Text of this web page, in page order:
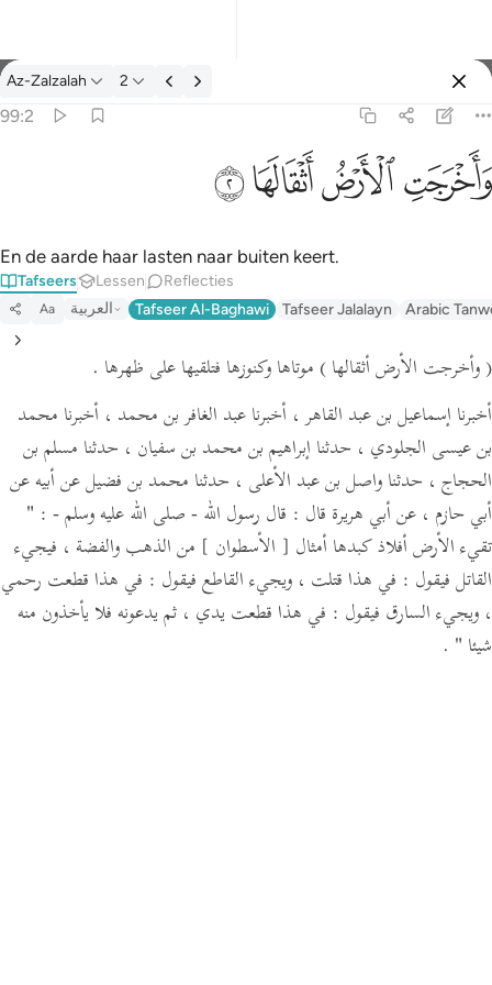
Tafseer: Az-Zalzalah 99:2
Az-Zalzalah 2
99:2
ﱺﱻﱼﱽ
En de aarde haar lasten naar buiten keert.
Tafseers Lessen Reflecties
Aa العربية Tafseer Al-Baghawi Tafseer Jalalayn Arabic
( وأخرجت الأرض أثقالها ) موتاها وكنوزها فتلقيها على ظهرها .
أخبرنا إسماعيل بن عبد القاهر ، أخبرنا عبد الغافر بن محمد ، أخبرنا محمد
بن عيسى الجلودي ، حدثنا إبراهيم بن محمد بن سفيان ، حدثنا مسلم بن
الحجاج ، حدثنا واصل بن عبد الأعلى ، حدثنا محمد بن فضيل عن أبيه عن
أبي حازم ، عن أبي هريرة قال : قال رسول الله - صلى الله عليه وسلم - :
"
تقيء الأرض أفلاذ كبدها أمثال [ الأسطوان ] من الذهب والفضة ، فيجيء
القاتل فيقول : في هذا قتلت ، ويجيء القاطع فيقول : في هذا قطعت رحمي
، ويجيء السارق فيقول : في هذا قطعت يدي ، ثم يدعونه فلا يأخذون منه
شيئا " .